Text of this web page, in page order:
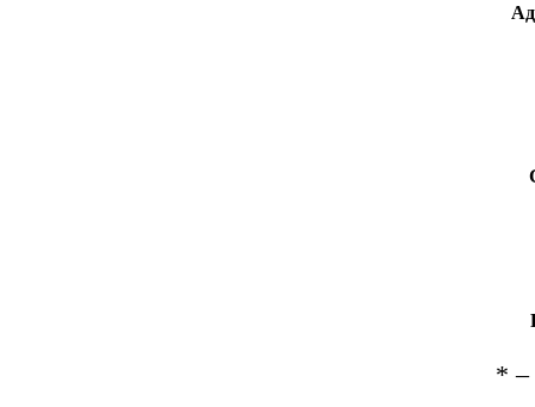
* –